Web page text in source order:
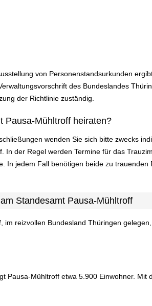
von Personenstandsurkunden
des Bundeslandes
der Richtlinie zuständig.
Pausa-Mühltroff heiraten?
wenden Sie sich bitte zwecks
In der Regel werden Termine für das
In jedem Fall benötigen beide zu
Standesamt Pausa-Mühltroff
, im reizvollen Bundesland Thüringen
Pausa-Mühltroff etwa 5.900 Einwohner.